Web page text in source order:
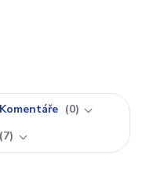
Komentáře
0
7